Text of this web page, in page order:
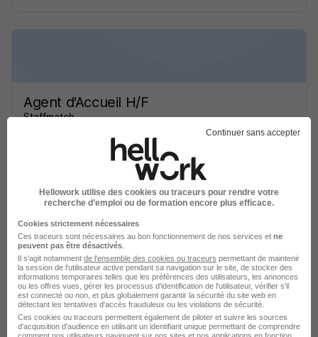
Agent d'Accueil H/F
Staffmatch
Intérim Temps partiel
Cette offre n’est plus disponible depuis le 16/06/26
Agent d'Accueil H/F
Staffmatch
Continuer sans accepter
Hellowork utilise des cookies ou traceurs pour rendre votre
recherche d’emploi ou de formation encore plus efficace.
Cookies strictement nécessaires
Ces traceurs sont nécessaires au bon fonctionnement de nos services et ne
peuvent pas être désactivés
Il s'agit notamment de l'ensemble des cookies ou traceurs permettant de maintenir
la session de l'utilisateur active pendant sa navigation sur le site, de stocker des
informations temporaires telles que les préférences des utilisateurs, les annonces
ou les offres vues, gérer les processus d'identification de l'utilisateur, vérifier s'il
est connecté ou non, et plus globalement garantir la sécurité du site web en
détectant les tentatives d'accès frauduleux ou les violations de sécurité.
Ces cookies ou traceurs permettent également de piloter et suivre les sources
d'acquisition d'audience en utilisant un identifiant unique permettant de comprendre
comment nos utilisateurs naviguent sur nos sites et nos applications en fonction